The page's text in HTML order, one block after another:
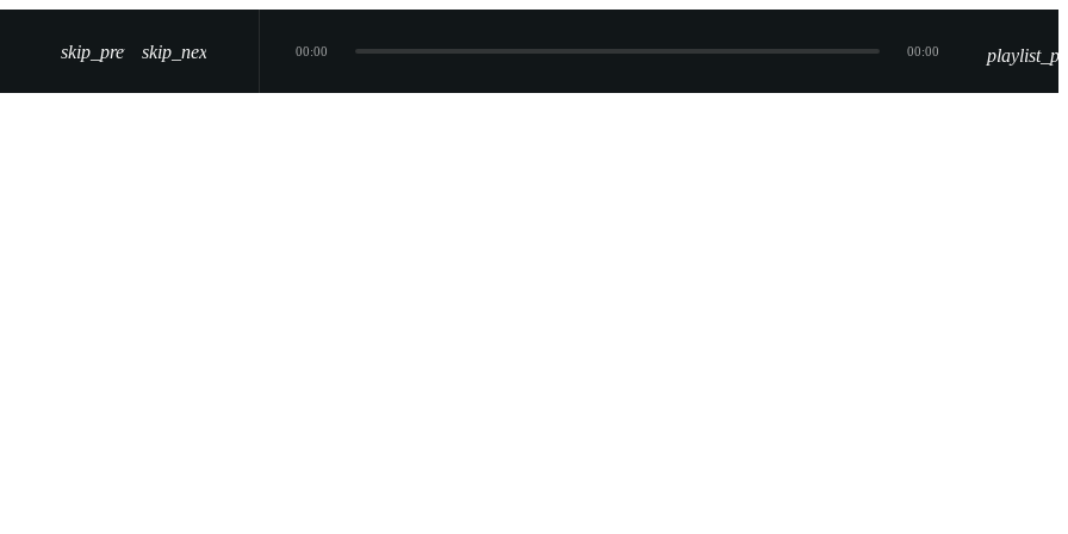
skip_previousskip_next 00:00 00:00